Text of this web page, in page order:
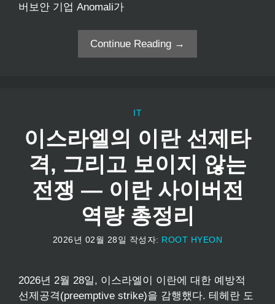
버보안 기업 Anomali가
Continue Reading →
IT
이스라엘의 이란 선제타
격, 그리고 보이지 않는
전쟁 — 이란 사이버전
역량 총정리
2026년 02월 28일 작성자: ROOT HYEON
2026년 2월 28일, 이스라엘이 이란에 대한 예방적
선제공격(preemptive strike)을 감행했다. 테헤란 도